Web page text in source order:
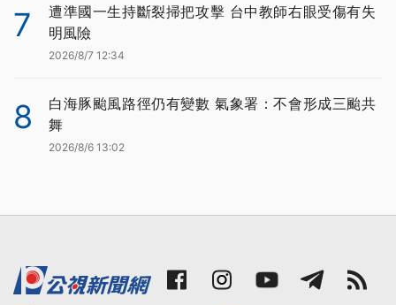
7
遭準國一生持斷裂掃把攻擊 台中教師右眼受傷有失
明風險
2026/8/7 12:34
8
白海豚颱風路徑仍有變數 氣象署：不會形成三颱共
舞
2026/8/6 13:02